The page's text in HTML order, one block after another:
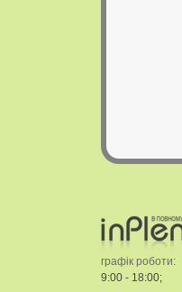
графік роботи:
9:00 - 18:00;